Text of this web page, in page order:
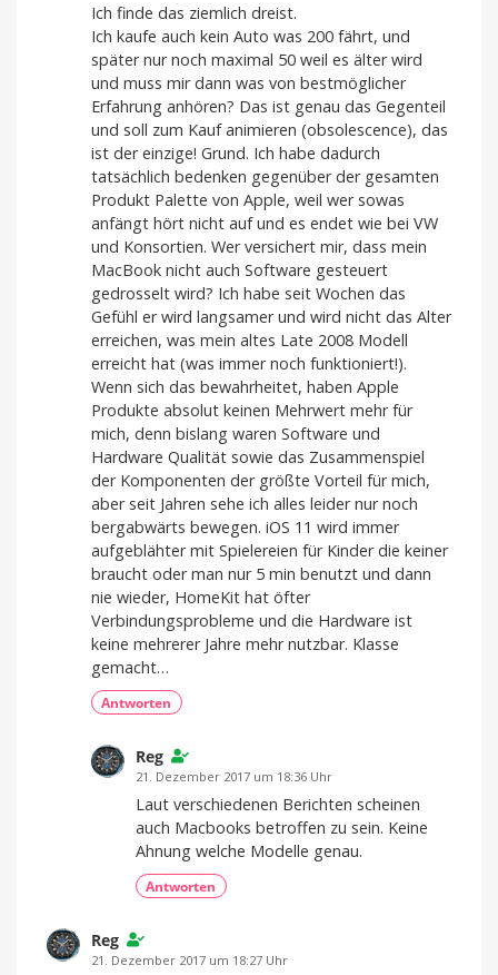
Ich finde das ziemlich dreist.
Ich kaufe auch kein Auto was 200 fährt, und
später nur noch maximal 50 weil es älter wird
und muss mir dann was von bestmöglicher
Erfahrung anhören? Das ist genau das Gegenteil
und soll zum Kauf animieren (obsolescence), das
ist der einzige! Grund. Ich habe dadurch
tatsächlich bedenken gegenüber der gesamten
Produkt Palette von Apple, weil wer sowas
anfängt hört nicht auf und es endet wie bei VW
und Konsortien. Wer versichert mir, dass mein
MacBook nicht auch Software gesteuert
gedrosselt wird? Ich habe seit Wochen das
Gefühl er wird langsamer und wird nicht das Alter
erreichen, was mein altes Late 2008 Modell
erreicht hat (was immer noch funktioniert!).
Wenn sich das bewahrheitet, haben Apple
Produkte absolut keinen Mehrwert mehr für
mich, denn bislang waren Software und
Hardware Qualität sowie das Zusammenspiel
der Komponenten der größte Vorteil für mich,
aber seit Jahren sehe ich alles leider nur noch
bergabwärts bewegen. iOS 11 wird immer
aufgeblähter mit Spielereien für Kinder die keiner
braucht oder man nur 5 min benutzt und dann
nie wieder, HomeKit hat öfter
Verbindungsprobleme und die Hardware ist
keine mehrerer Jahre mehr nutzbar. Klasse
gemacht…
Antworten
Reg
21. Dezember 2017 um 18:36 Uhr
Laut verschiedenen Berichten scheinen
auch Macbooks betroffen zu sein. Keine
Ahnung welche Modelle genau.
Antworten
Reg
21. Dezember 2017 um 18:27 Uhr